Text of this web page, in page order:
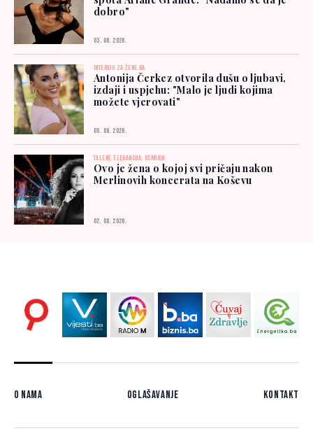
dobro"
03. 08. 2026.
INTERVJU ZA ŽENE.BA
Antonija Čerkez otvorila dušu o ljubavi,
izdaji i uspjehu: "Malo je ljudi kojima
možete vjerovati"
05. 08. 2026.
TALENT, ELEGANCIJA, OSMIJEH
Ovo je žena o kojoj svi pričaju nakon
Merlinovih koncerata na Koševu
02. 08. 2026.
O nama Oglašavanje Kontakt